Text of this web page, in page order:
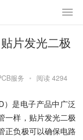
片发光二极
服务 • 阅读 4294
）是电子产品中广泛
一样，贴片发光二极
正负极可以确保电路